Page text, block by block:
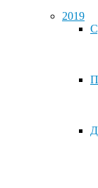
2019